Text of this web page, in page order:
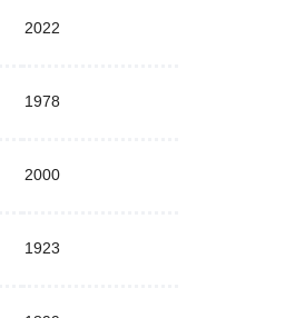
2022
1978
2000
1923